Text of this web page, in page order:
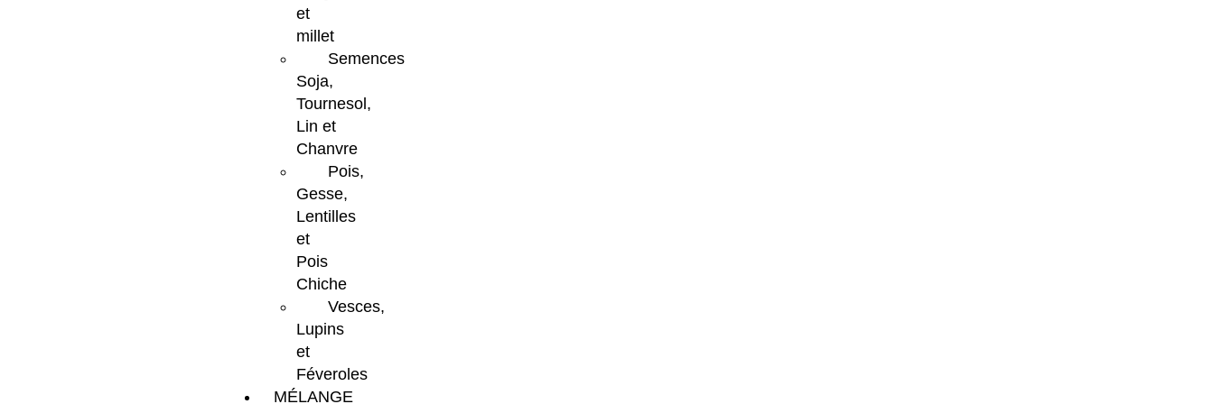
et
millet
Semences
Soja,
Tournesol,
Lin et
Chanvre
Pois,
Gesse,
Lentilles
et
Pois
Chiche
Vesces,
Lupins
et
Féveroles
MÉLANGE